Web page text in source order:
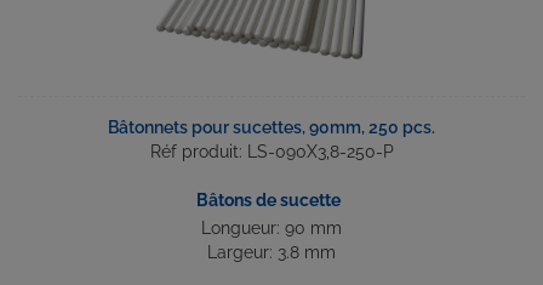
Bâtonnets pour sucettes, 90mm, 250 pcs.
Réf produit: LS-090X3,8-250-P
Bâtons de sucette
Longueur: 90 mm
Largeur: 3.8 mm